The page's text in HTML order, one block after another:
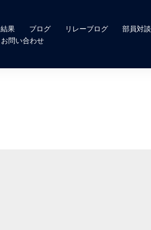
果 ブログ リレーブログ
部員対談
お問い合わせ